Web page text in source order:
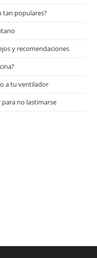
tan populares?
y recomendaciones
a tu ventilador
no lastimarse